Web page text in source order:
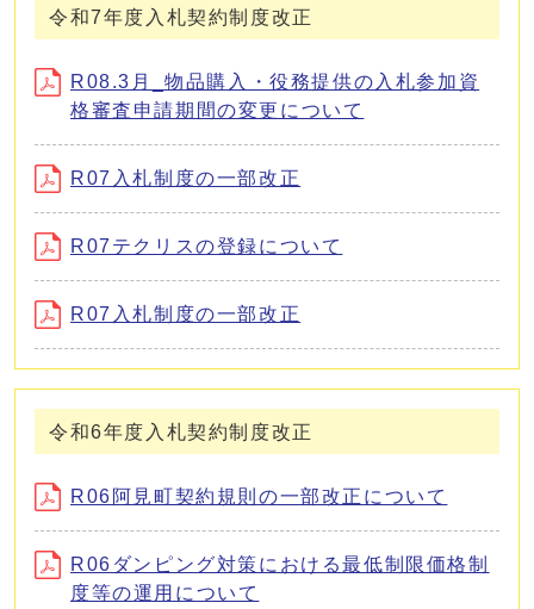
令和7年度入札契約制度改正
R08.3月_物品購入・役務提供の入札参加資
格審査申請期間の変更について
R07入札制度の一部改正
R07テクリスの登録について
R07入札制度の一部改正
令和6年度入札契約制度改正
R06阿見町契約規則の一部改正について
R06ダンピング対策における最低制限価格制
度等の運用について